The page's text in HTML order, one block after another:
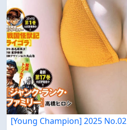
[Young Champion] 2025 No.02